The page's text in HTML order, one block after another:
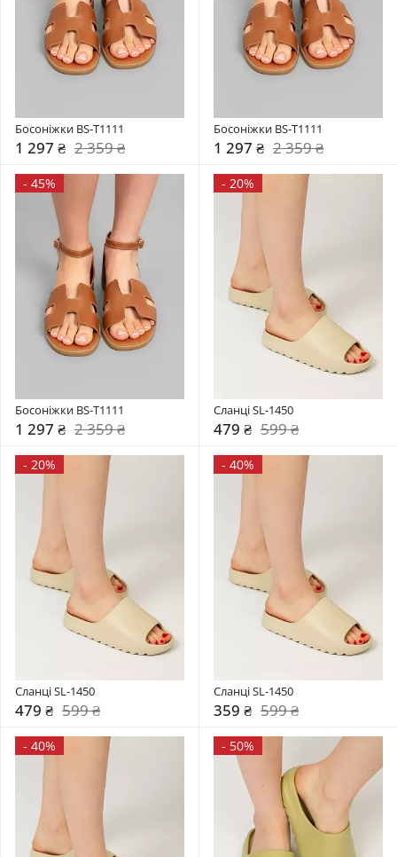
Босоніжки BS-T1111
1 297 ₴ 2 359 ₴
Босоніжки BS-T1111
1 297 ₴ 2 359 ₴
- 45%
Босоніжки BS-T1111
1 297 ₴ 2 359 ₴
- 20%
Сланці SL-1450
479 ₴ 599 ₴
- 20%
Сланці SL-1450
479 ₴ 599 ₴
- 40%
Сланці SL-1450
359 ₴ 599 ₴
- 40% - 50%